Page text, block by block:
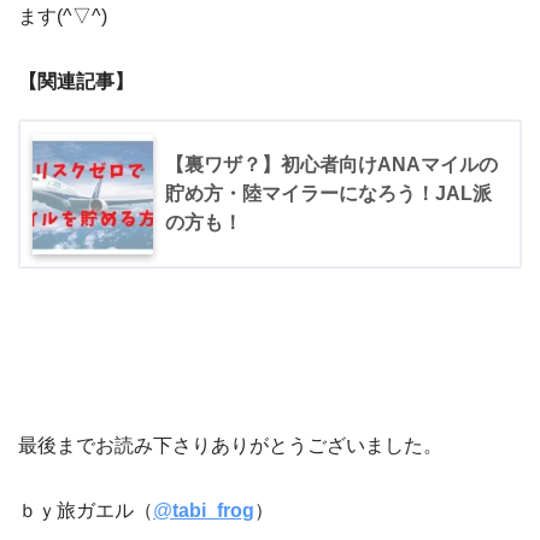
ます(^▽^)
【関連記事】
【裏ワザ？】初心者向けANAマイルの
貯め方・陸マイラーになろう！JAL派
の方も！
最後までお読み下さりありがとうございました。
ｂｙ旅ガエル（@tabi_frog）